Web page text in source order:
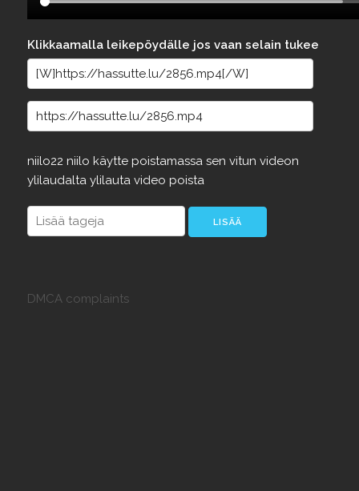
Klikkaamalla leikepöydälle jos vaan selain tukee
niilo22 niilo käytte poistamassa sen vitun videon
ylilaudalta ylilauta video poista
DMCA complaints